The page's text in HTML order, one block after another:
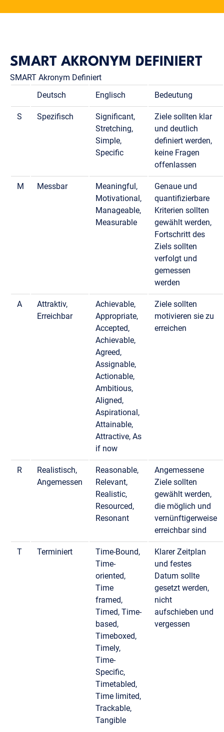
SMART AKRONYM DEFINIERT
SMART Akronym Definiert
Deutsch
Englisch Bedeutung
S Spezifisch
Significant,
Stretching,
Simple,
Specific
Ziele sollten klar
und deutlich
definiert werden,
keine Fragen
offenlassen
M Messbar
Meaningful,
Motivational,
Manageable,
Measurable
Genaue und
quantifizierbare
Kriterien sollten
gewählt werden,
Fortschritt des
Ziels sollten
verfolgt und
gemessen
werden
A
Attraktiv,
Erreichbar
Achievable,
Appropriate,
Accepted,
Achievable,
Agreed,
Assignable,
Actionable,
Ambitious,
Aligned,
Aspirational,
Attainable,
Attractive, As
if now
Ziele sollten
motivieren sie zu
erreichen
R
Realistisch,
Angemessen
Reasonable,
Relevant,
Realistic,
Resourced,
Resonant
Angemessene
Ziele sollten
gewählt werden,
die möglich und
vernünftigerweise
erreichbar sind
T Terminiert
Time-Bound,
Time-
oriented,
Time
framed,
Timed, Time-
based,
Timeboxed,
Timely,
Time-
Specific,
Timetabled,
Time limited,
Trackable,
Tangible
Klarer Zeitplan
und festes
Datum sollte
gesetzt werden,
nicht
aufschieben und
vergessen